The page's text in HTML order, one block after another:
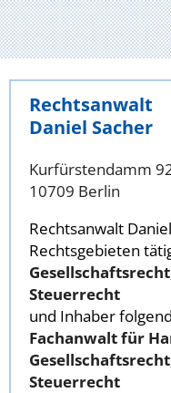
Rechtsanwalt
Daniel Sacher
Kurfürstendamm
10709 Berlin
Rechtsanwalt
Rechtsgebieten
Steuerrecht
und Inhaber
Fachanwalt für
Steuerrecht